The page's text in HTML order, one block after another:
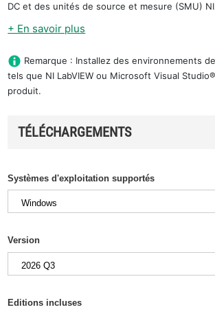
DC et des unités de source et mesure (SMU)
+ En savoir plus
Remarque : Installez des environnements
tels que NI LabVIEW ou Microsoft Visual
produit.
TÉLÉCHARGEMENTS
Systèmes d'exploitation supportés
Version
Editions incluses